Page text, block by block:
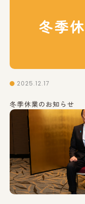
2025.12.17
冬季休業のお知らせ